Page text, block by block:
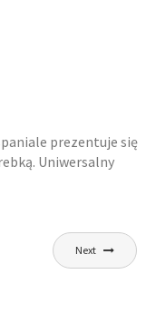
prezentuje się
Uniwersalny
Next